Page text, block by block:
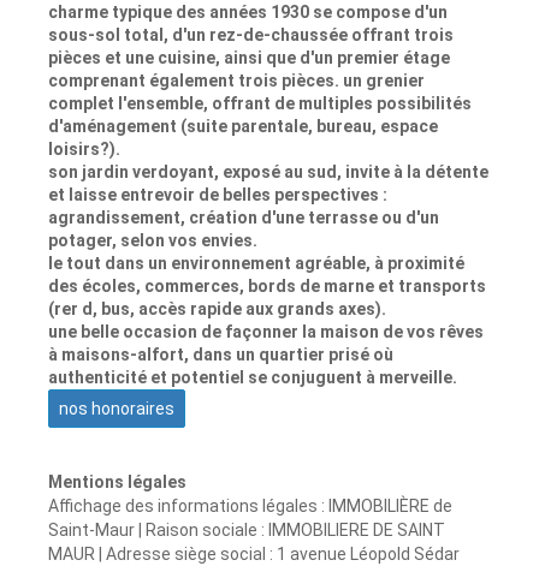
charme typique des années 1930 se compose d'un
sous-sol total, d'un rez-de-chaussée offrant trois
pièces et une cuisine, ainsi que d'un premier étage
comprenant également trois pièces. un grenier
complet l'ensemble, offrant de multiples possibilités
d'aménagement (suite parentale, bureau, espace
loisirs?).
son jardin verdoyant, exposé au sud, invite à la détente
et laisse entrevoir de belles perspectives :
agrandissement, création d'une terrasse ou d'un
potager, selon vos envies.
le tout dans un environnement agréable, à proximité
des écoles, commerces, bords de marne et transports
(rer d, bus, accès rapide aux grands axes).
une belle occasion de façonner la maison de vos rêves
à maisons-alfort, dans un quartier prisé où
authenticité et potentiel se conjuguent à merveille.
nos honoraires
Mentions légales
Affichage des informations légales : IMMOBILIÈRE de
Saint-Maur | Raison sociale : IMMOBILIERE DE SAINT
MAUR | Adresse siège social : 1 avenue Léopold Sédar